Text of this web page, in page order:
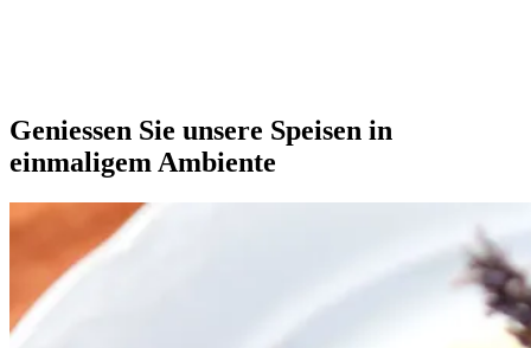
Geniessen Sie unsere Speisen in
einmaligem Ambiente